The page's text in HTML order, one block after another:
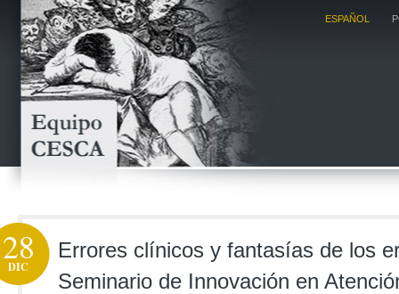
ESPAÑOL
Errores clínicos y fantasías de los
Seminario de Innovación en
28
DIC